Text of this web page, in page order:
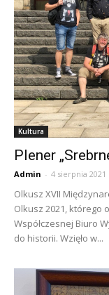
Kultura
Plener
Admin - 4 sierpnia 2021
Olkusz XVII
Olkusz 2021, którego
Współczesnej Biuro
do historii. Wzięło w...